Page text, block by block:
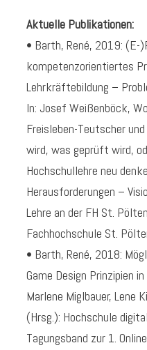
Aktuelle Publikationen:
• Barth, René, 2019:
kompetenzorientiertes
Lehrkräftebildung –
In: Josef Weißenböck,
Freisleben-Teutscher
wird, was geprüft wird,
Hochschullehre neu
Herausforderungen –
Lehre an der FH St.
Fachhochschule St.
• Barth, René, 2018:
Game Design Prinzipien
Marlene Miglbauer, Lene
(Hrsg.): Hochschule
Tagungsband zur 1.